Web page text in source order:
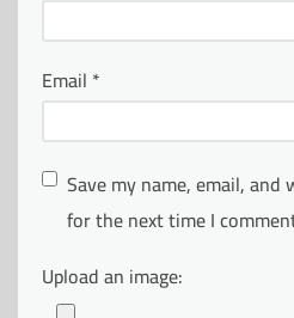
Email *
Save my name, email,
for the next time I
Upload an image: